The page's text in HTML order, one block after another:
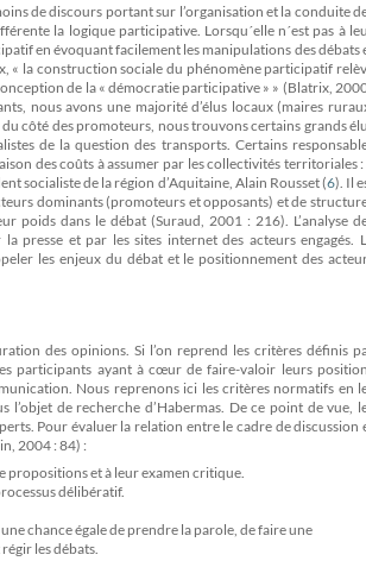
de discours portant sur l’organisation et la conduite
la logique participative. Lorsqu´elle n´est pas à
en évoquant facilement les manipulations des débats
« la construction sociale du phénomène participatif
de la « démocratie participative » » (Blatrix,
nous avons une majorité d’élus locaux (maires
côté des promoteurs, nous trouvons certains grands
de la question des transports. Certains
des coûts à assumer par les collectivités territoriales :
socialiste de la région d’Aquitaine, Alain Rousset (6) . Il
dominants (promoteurs et opposants) et de
poids dans le débat (Suraud, 2001 : 216). L’analyse
presse et par les sites internet des acteurs engagés.
les enjeux du débat et le positionnement des
des opinions. Si l’on reprend les critères définis
participants ayant à cœur de faire-valoir leurs
Nous reprenons ici les critères normatifs en
de recherche d’Habermas. De ce point de vue,
Pour évaluer la relation entre le cadre de discussion
2004 : 84) :
propositions et à leur examen critique.
délibératif.
chance égale de prendre la parole, de faire une
les débats.